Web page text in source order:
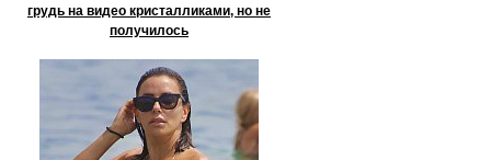
грудь на видео кристалликами, но не
получилось